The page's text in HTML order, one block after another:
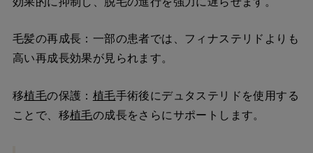
毛髪の再成長：一部の患者では、フィナステリドよりも
高い再成長効果が見られます。
移植毛の保護： 植毛手術後にデュタステリドを使用する
ことで、移植毛の成長をさらにサポートします。